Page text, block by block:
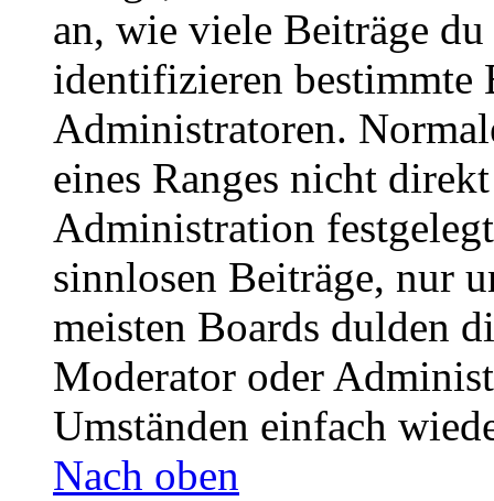
an, wie viele Beiträge
identifizieren bestimmte
Administratoren.
eines Ranges nicht
Administration
sinnlosen Beiträge, nur
meisten Boards dulden
Moderator oder
Umständen einfach
Nach oben